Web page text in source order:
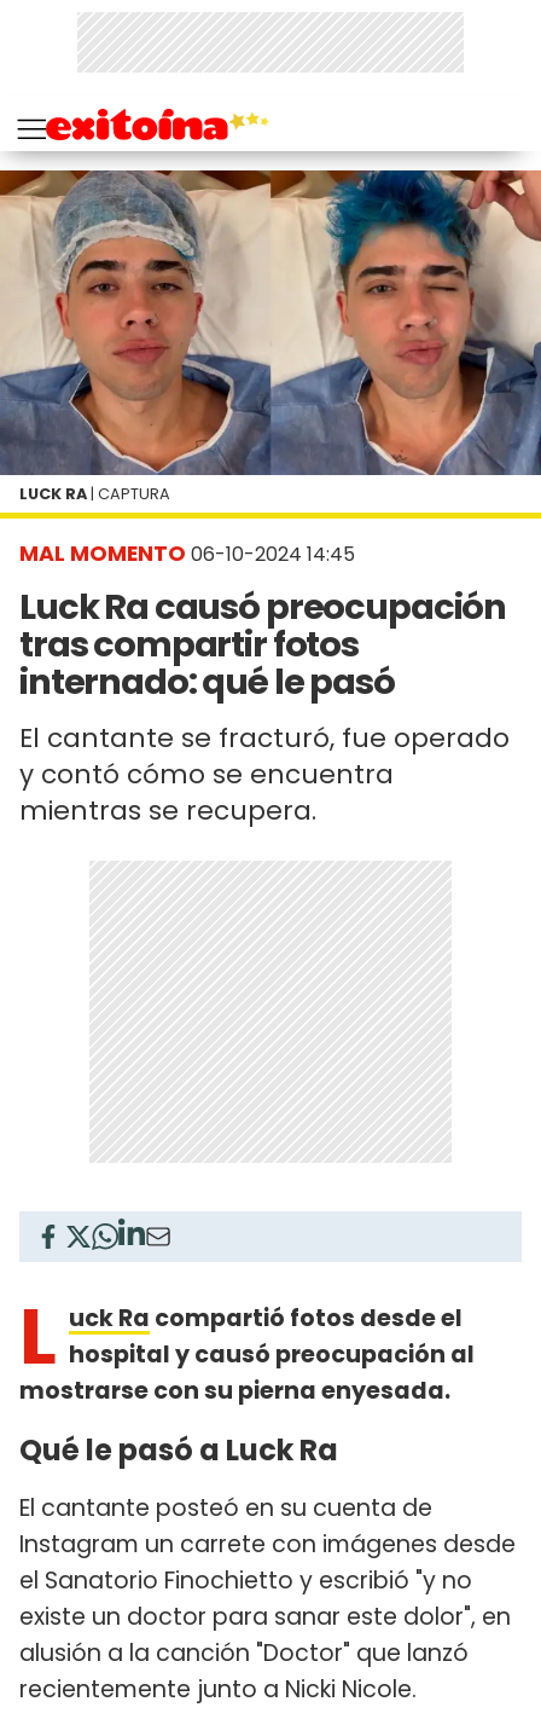
MAL MOMENTO 06-10-2024 14:45
Luck Ra causó preocupación
tras compartir fotos
internado: qué le pasó
El cantante se fracturó, fue operado
y contó cómo se encuentra
mientras se recupera.
LUCK RA | CAPTURA
L uck Ra compartió fotos desde el
hospital y causó preocupación al
mostrarse con su pierna enyesada.
Qué le pasó a Luck Ra
El cantante posteó en su cuenta de
Instagram un carrete con imágenes desde
el Sanatorio Finochietto y escribió "y no
existe un doctor para sanar este dolor", en
alusión a la canción "Doctor" que lanzó
recientemente junto a Nicki Nicole.